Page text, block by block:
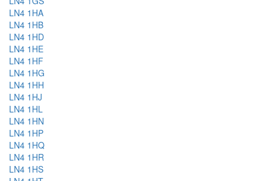
LN4 1HA
LN4 1HB
LN4 1HD
LN4 1HE
LN4 1HF
LN4 1HG
LN4 1HH
LN4 1HJ
LN4 1HL
LN4 1HN
LN4 1HP
LN4 1HQ
LN4 1HR
LN4 1HS